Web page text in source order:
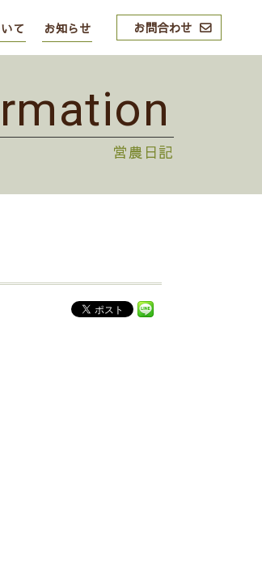
て お知らせ お問合わせ
営農日記